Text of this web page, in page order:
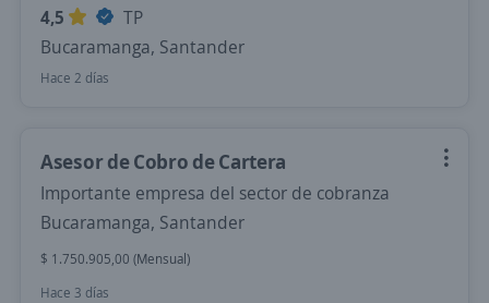
4,5
TP
Bucaramanga, Santander
Hace 2 días
Asesor de Cobro de Cartera
Importante empresa del sector de cobranza
Bucaramanga, Santander
$ 1.750.905,00 (Mensual)
Hace 3 días